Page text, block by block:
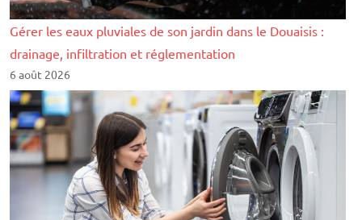
Gérer les eaux pluviales de son jardin dans le Douaisis :
drainage, infiltration et réglementation
6 août 2026